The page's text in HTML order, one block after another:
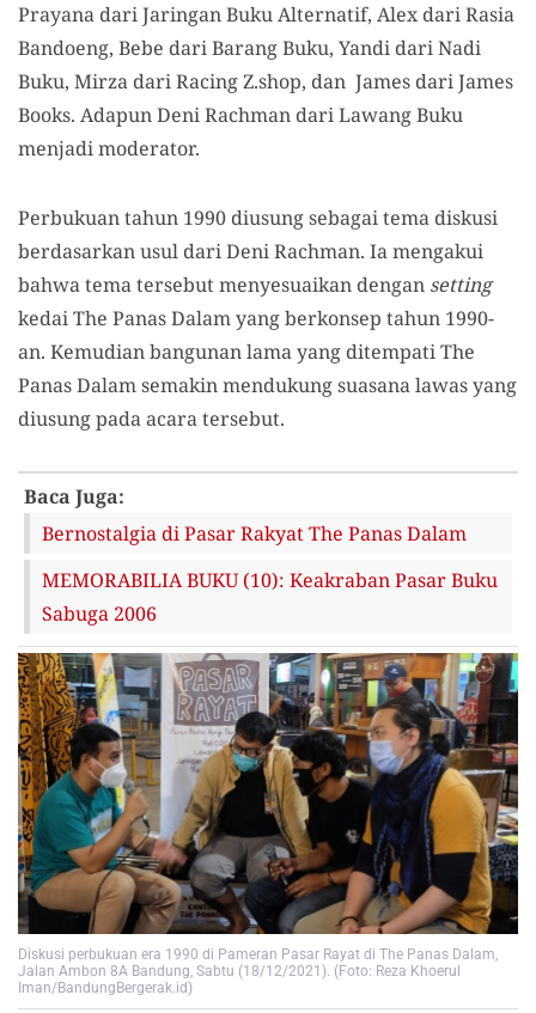
Prayana dari Jaringan Buku Alternatif, Alex dari Rasia
Bandoeng, Bebe dari Barang Buku, Yandi dari Nadi
Buku, Mirza dari Racing Z.shop, dan James dari James
Books. Adapun Deni Rachman dari Lawang Buku
menjadi moderator.
Perbukuan tahun 1990 diusung sebagai tema diskusi
berdasarkan usul dari Deni Rachman. Ia mengakui
bahwa tema tersebut menyesuaikan dengan setting
kedai The Panas Dalam yang berkonsep tahun 1990-
an. Kemudian bangunan lama yang ditempati The
Panas Dalam semakin mendukung suasana lawas yang
diusung pada acara tersebut.
Baca Juga:
Bernostalgia di Pasar Rakyat The Panas Dalam
MEMORABILIA BUKU (10): Keakraban Pasar Buku
Sabuga 2006
Diskusi perbukuan era 1990 di Pameran Pasar Rayat di The Panas Dalam,
Jalan Ambon 8A Bandung, Sabtu (18/12/2021). (Foto: Reza Khoerul
Iman/BandungBergerak.id)